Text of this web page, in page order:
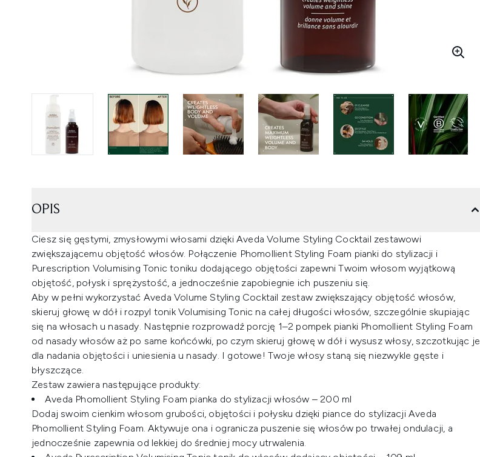
OPIS
Ciesz się gęstymi, zmysłowymi włosami dzięki Aveda Volume Styling Cocktail zestawowi
zwiększającemu objętość włosów. Połączenie Phomollient Styling Foam pianki do stylizacji i
Purescription Volumising Tonic toniku dodającego objętości zapewni Twoim włosom wyjątkową
objętość, połysk i sprężystość, a jednocześnie zapobiegnie ich puszeniu się.
Aby w pełni wykorzystać Aveda Volume Styling Cocktail zestaw zwiększający objętość włosów,
skieruj głowę w dół i rozpyl tonik Volumising Tonic na całej długości włosów, szczególnie skupiając
się na włosach u nasady. Następnie rozprowadź porcję 1–2 pompek pianki Phomollient Styling Foam
od nasady włosów aż po same końcówki, po czym skieruj głowę w dół i wysusz włosy, szczotkując je
dla nadania objętości i uniesienia u nasady. I gotowe! Twoje włosy staną się niezwykle gęste i
błyszczące.
Zestaw zawiera następujące produkty:
Aveda Phomollient Styling Foam pianka do stylizacji włosów – 200 ml
Dodaj swoim cienkim włosom grubości, objętości i połysku dzięki piance do stylizacji Aveda
Phomollient Styling Foam. Aktywuje ona i ogranicza puszenie się włosów po trwałej ondulacji, a
jednocześnie zapewnia od lekkiej do średniej mocy utrwalenia.